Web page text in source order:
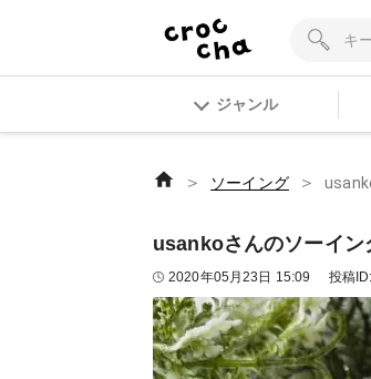
ジャンル
＞ ソーイング ＞
usankoさんのソーイン
2020年05月23日 15:09 投稿ID: